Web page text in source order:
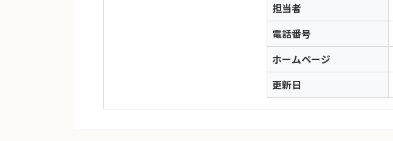
担当者
電話番号
ホームページ
更新日